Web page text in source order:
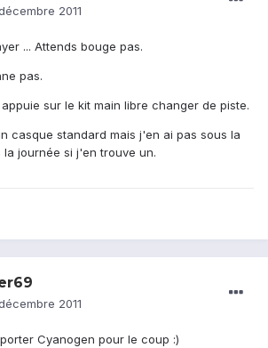
2011
... Attends bouge pas.
pas.
sur le kit main libre changer de piste.
casque standard mais j'en ai pas sous la
journée si j'en trouve un.
2011
Cyanogen pour le coup :)